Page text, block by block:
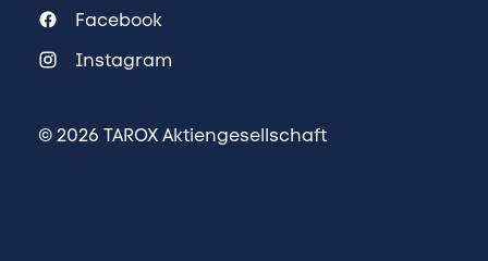
Facebook
Instagram
© 2026 TAROX Aktiengesellschaft